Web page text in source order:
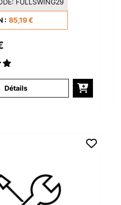
FULLSWING29
: 85,19 €
Détails